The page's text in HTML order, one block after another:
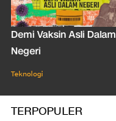
Demi Vaksin Asli Dalam
Negeri
Teknologi
TERPOPULER